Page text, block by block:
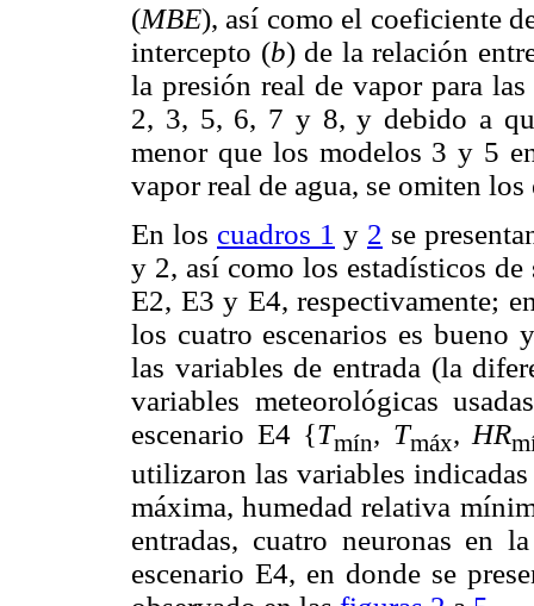
(MBE), así como el coeficiente
intercepto (b) de la relación
la presión real de vapor para
2, 3, 5, 6, 7 y 8, y debido a
menor que los modelos 3 y 5
vapor real de agua, se omiten
En los cuadros 1 y 2 se
y 2, así como los estadísticos de
E2, E3 y E4, respectivamente;
los cuatro escenarios es bueno
las variables de entrada (la
variables meteorológicas
escenario E4 {Tmín, Tmáx, HR
utilizaron las variables
máxima, humedad relativa
entradas, cuatro neuronas en
escenario E4, en donde se